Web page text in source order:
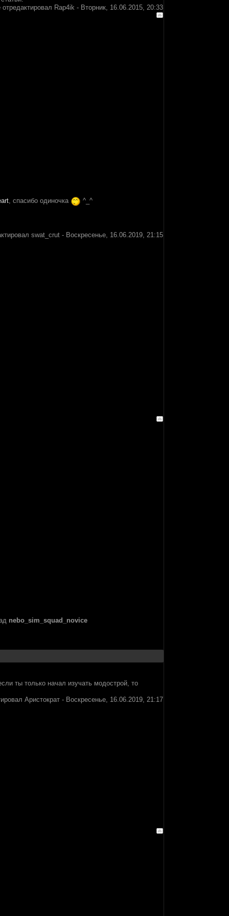
Rap4ik - Вторник, 16.06.2015, 20:33
, спасибо одиночка ^_^
swat_crut - Воскресенье, 16.06.2019, 21:15
nebo_sim_squad_novice
ты только начал изучать модострой, то
Аристократ - Воскресенье, 16.06.2019, 21:17